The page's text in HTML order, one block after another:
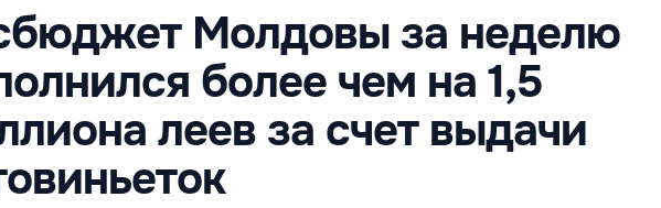
Молдовы за неделю
более чем на 1,5
леев за счет выдачи